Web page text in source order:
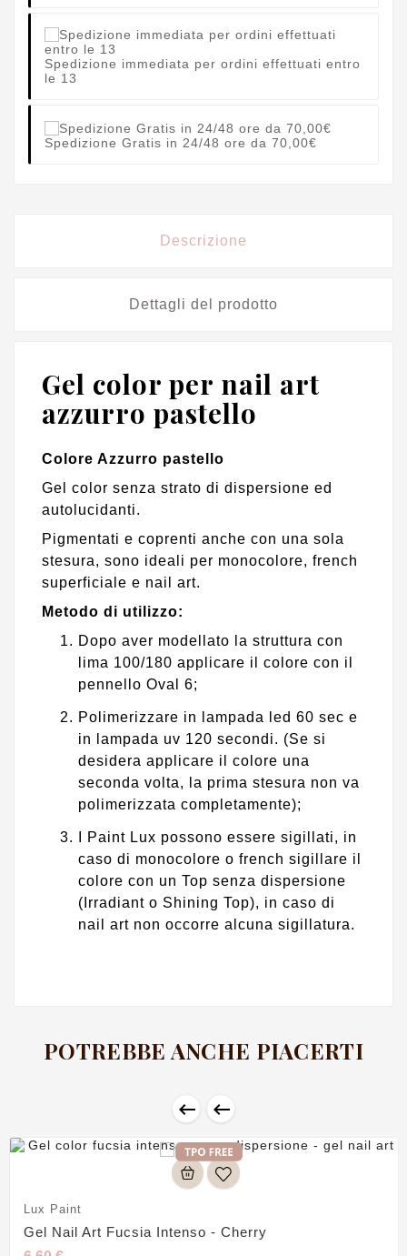
Spedizione immediata per ordini effettuati entro
le 13
Spedizione Gratis in 24/48 ore da 70,00€
Descrizione
Dettagli del prodotto
Gel color per nail art
azzurro pastello
Colore Azzurro pastello
Gel color senza strato di dispersione ed
autolucidanti.
Pigmentati e coprenti anche con una sola
stesura, sono ideali per monocolore, french
superficiale e nail art.
Metodo di utilizzo:
Dopo aver modellato la struttura con
lima 100/180 applicare il colore con il
pennello Oval 6;
Polimerizzare in lampada led 60 sec e
in lampada uv 120 secondi. (Se si
desidera applicare il colore una
seconda volta, la prima stesura non va
polimerizzata completamente);
I Paint Lux possono essere sigillati, in
caso di monocolore o french sigillare il
colore con un Top senza dispersione
(Irradiant o Shining Top), in caso di
nail art non occorre alcuna sigillatura.
POTREBBE ANCHE PIACERTI
 
Lux Paint
Gel Nail Art Fucsia Intenso - Cherry